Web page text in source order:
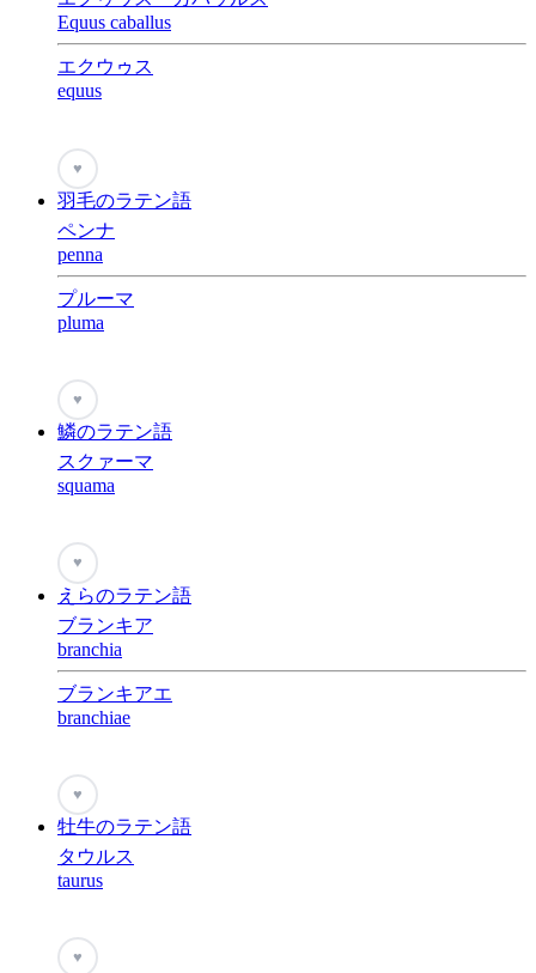
Equus caballus
エクウゥス
equus
♥
羽毛のラテン語
ペンナ
penna
プルーマ
pluma
♥
鱗のラテン語
スクァーマ
squama
♥
えらのラテン語
ブランキア
branchia
ブランキアエ
branchiae
♥
牡牛のラテン語
タウルス
taurus
♥